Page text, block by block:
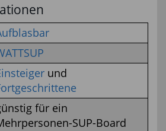
und
für ein
SUP-Board